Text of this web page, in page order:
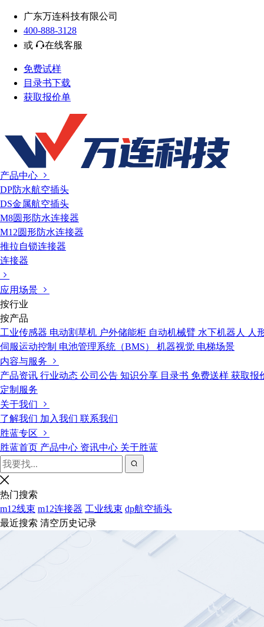
广东万连科技有限公司
400-888-3128
或
在线客服
免费试样
目录书下载
获取报价单
产品中心
DP防水航空插头
DS金属航空插头
M8圆形防水连接器
M12圆形防水连接器
推拉自锁连接器
连接器
应用场景
按行业
按产品
工业传感器 电动割草机 户外储能柜 自动机械臂 水下机器人
人
伺服运动控制 电池管理系统（BMS） 机器视觉 电梯场景
内容与服务
产品资讯 行业动态 公司公告 知识分享 目录书 免费送样 获取报
定制服务
关于我们
了解我们 加入我们 联系我们
胜蓝专区
胜蓝首页 产品中心 资讯中心 关于胜蓝
热门搜索
m12线束 m12连接器 工业线束 dp航空插头
最近搜索 清空历史记录